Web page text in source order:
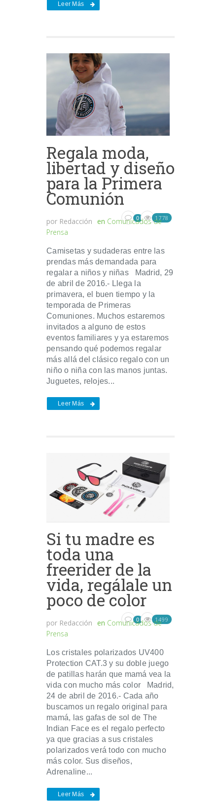
Leer Más
Regala moda,
libertad y diseño
para la Primera
Comunión
por Redacción en Comunicados de
Prensa
0 1778
Camisetas y sudaderas entre las
prendas más demandada para
regalar a niños y niñas Madrid, 29
de abril de 2016.- Llega la
primavera, el buen tiempo y la
temporada de Primeras
Comuniones. Muchos estaremos
invitados a alguno de estos
eventos familiares y ya estaremos
pensando qué podemos regalar
más allá del clásico regalo con un
niño o niña con las manos juntas.
Juguetes, relojes...
Leer Más
Si tu madre es
toda una
freerider de la
vida, regálale un
poco de color
por Redacción en Comunicados de
Prensa
0 1499
Los cristales polarizados UV400
Protection CAT.3 y su doble juego
de patillas harán que mamá vea la
vida con mucho más color Madrid,
24 de abril de 2016.- Cada año
buscamos un regalo original para
mamá, las gafas de sol de The
Indian Face es el regalo perfecto
ya que gracias a sus cristales
polarizados verá todo con mucho
más color. Sus diseños,
Adrenaline...
Leer Más